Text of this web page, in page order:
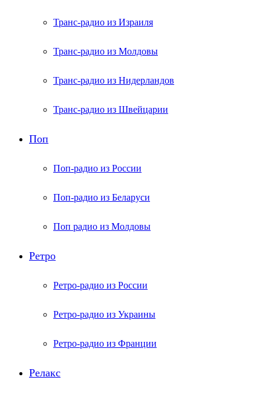
Транс-радио из Израиля
Транс-радио из Молдовы
Транс-радио из Нидерландов
Транс-радио из Швейцарии
Поп
Поп-радио из России
Поп-радио из Беларуси
Поп радио из Молдовы
Ретро
Ретро-радио из России
Ретро-радио из Украины
Ретро-радио из Франции
Релакс